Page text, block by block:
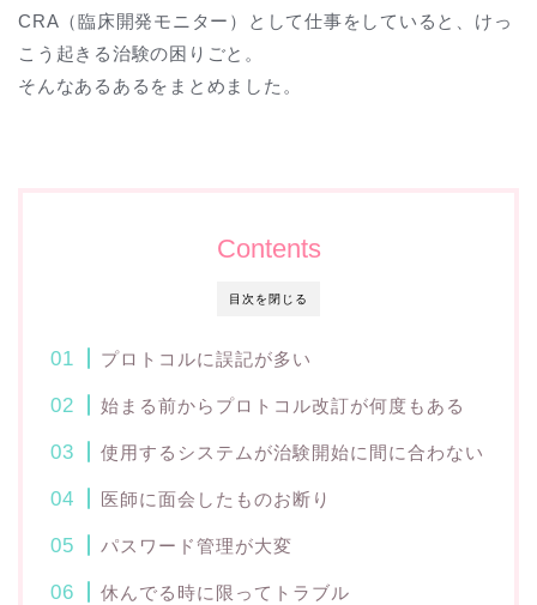
CRA（臨床開発モニター）として仕事をしていると、けっ
こう起きる治験の困りごと。
そんなあるあるをまとめました。
目次を閉じる
Contents
プロトコルに誤記が多い
始まる前からプロトコル改訂が何度もある
使用するシステムが治験開始に間に合わない
医師に面会したものお断り
パスワード管理が大変
休んでる時に限ってトラブル